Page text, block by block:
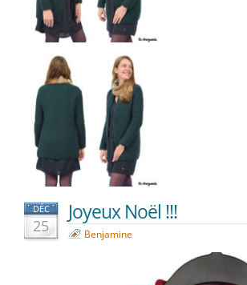
DÉC
25
Joyeux Noël !!!
Benjamine